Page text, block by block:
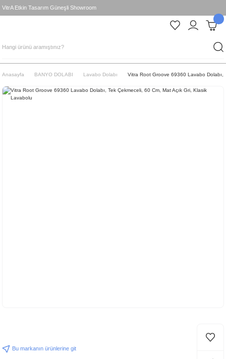
VitrA Etkin Tasarım Güneşli Showroom
Anasayfa BANYO DOLABI Lavabo Dolabı Vitra Root Groove 69360 Lavabo Dolabı,
Bu markanın ürünlerine git